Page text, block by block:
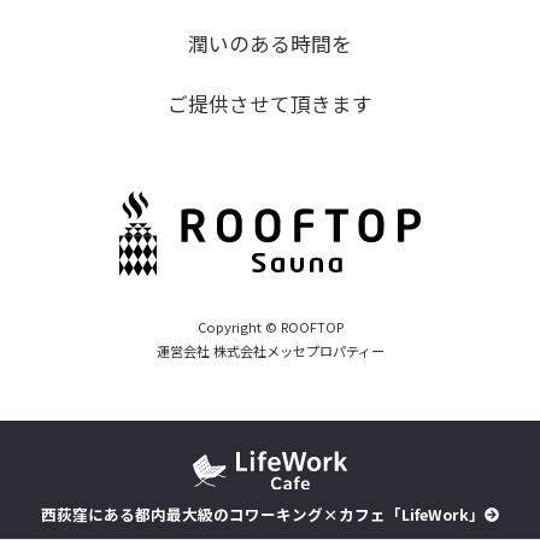
潤いのある時間を
ご提供させて頂きます
Copyright © ROOFTOP
運営会社 株式会社メッセプロパティー
西荻窪にある都内最大級のコワーキング×カフェ「LifeWork」